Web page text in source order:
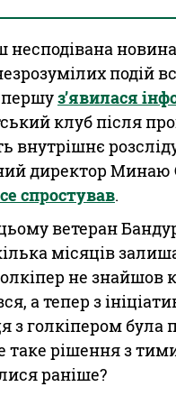
несподівана
подій
з’явилася
клуб після
внутрішнє
директор Минаю
спростував.
ветеран
місяців
не знайшов
а тепер з
з голкіпером була
таке рішення з
раніше?